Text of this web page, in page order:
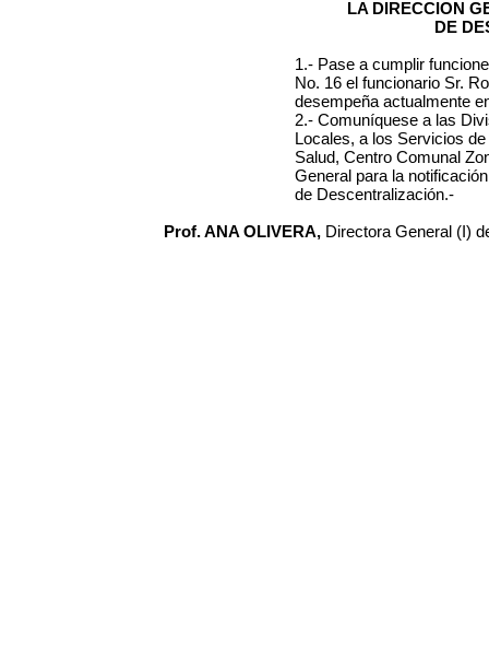
LA DIRECCION
DE
1.- Pase a cumplir
No. 16 el funcionario Sr.
desempeña actualmente
2.- Comuníquese a las
Locales, a los Servicios
Salud, Centro Comunal
General para la
de Descentralización.-
Prof. ANA OLIVERA, Directora General (I)